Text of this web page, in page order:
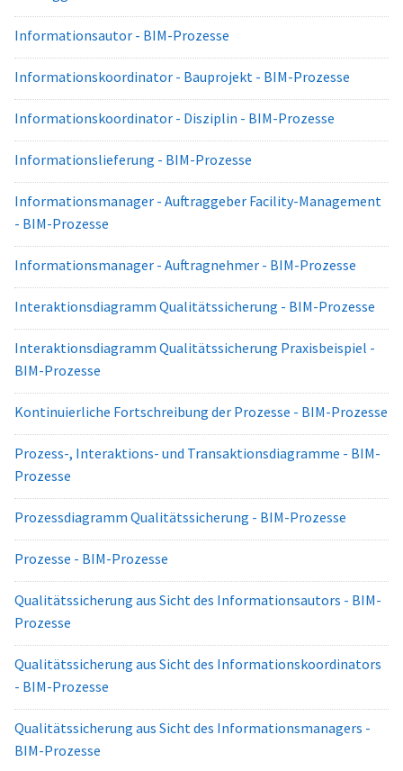
Informationsautor - BIM-Prozesse
Informationskoordinator - Bauprojekt - BIM-Prozesse
Informationskoordinator - Disziplin - BIM-Prozesse
Informationslieferung - BIM-Prozesse
Informationsmanager - Auftraggeber Facility-Management
- BIM-Prozesse
Informationsmanager - Auftragnehmer - BIM-Prozesse
Interaktionsdiagramm Qualitätssicherung - BIM-Prozesse
Interaktionsdiagramm Qualitätssicherung Praxisbeispiel -
BIM-Prozesse
Kontinuierliche Fortschreibung der Prozesse - BIM-Prozesse
Prozess-, Interaktions- und Transaktionsdiagramme - BIM-
Prozesse
Prozessdiagramm Qualitätssicherung - BIM-Prozesse
Prozesse - BIM-Prozesse
Qualitätssicherung aus Sicht des Informationsautors - BIM-
Prozesse
Qualitätssicherung aus Sicht des Informationskoordinators
- BIM-Prozesse
Qualitätssicherung aus Sicht des Informationsmanagers -
BIM-Prozesse